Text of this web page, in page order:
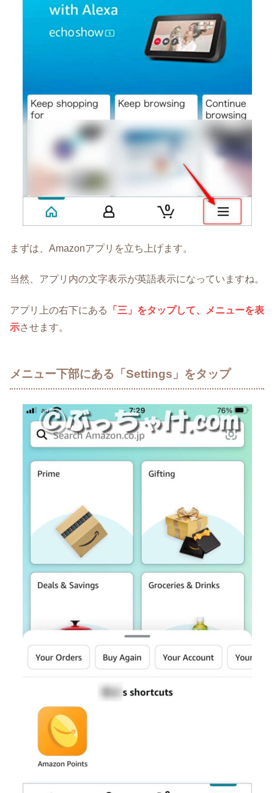
まずは、Amazonアプリを立ち上げます。
当然、アプリ内の文字表示が英語表示になっていますね。
アプリ上の右下にある
「三」をタップして、メニューを表
示させます。
メニュー下部にある「Settings」をタップ